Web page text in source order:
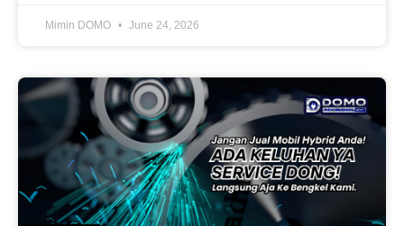
Mimin DOMO June 24, 2026